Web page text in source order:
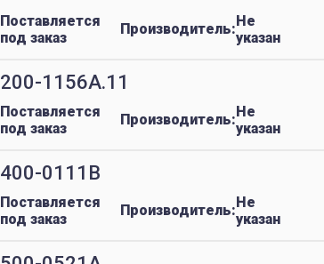
Поставляется
под заказ
Производитель:Не
указан
200-1156A.11
Поставляется
под заказ
Производитель:Не
указан
400-0111B
Поставляется
под заказ
Производитель:Не
указан